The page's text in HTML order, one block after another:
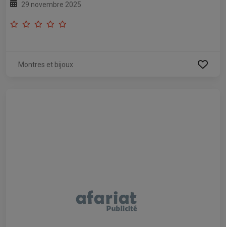
29 novembre 2025
Montres et bijoux